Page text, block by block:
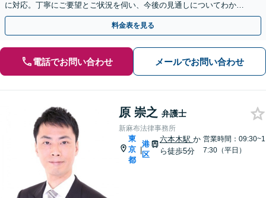
に対応。丁寧にご要望とご状況を伺い、今後の見通しについてわかり
やすく説明します。【神谷町駅3分】【休日夜間相談OK】
料金表を見る
電話でお問い合わせ メールでお問い合わせ
原 崇之 弁護士
新麻布法律事務所
東
京
都
|
港
区
六本木駅 か
ら徒歩5分
営業時間：09:30~1
7:30（平日）